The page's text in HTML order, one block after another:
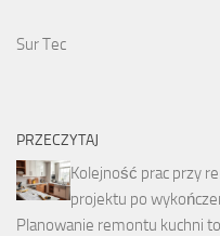
Sur Tec
PRZECZYTAJ
Kolejność prac przy
projektu po
Planowanie remontu kuchni